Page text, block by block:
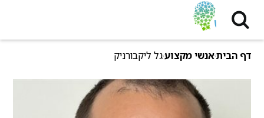
דף הביתאנשי מקצועגל ליקבורניק